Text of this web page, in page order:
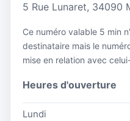
5 Rue Lunaret, 34090
Ce numéro valable 5 min
destinataire mais le
mise en relation avec
Heures d'ouverture
Lundi